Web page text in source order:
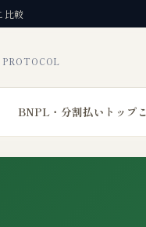
比較
PROTOCOL
BNPL・分割払いトップ